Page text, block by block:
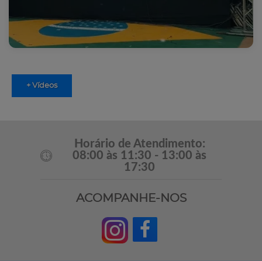
+ Vídeos
Horário de Atendimento:
08:00 às 11:30 - 13:00 às
17:30
ACOMPANHE-NOS